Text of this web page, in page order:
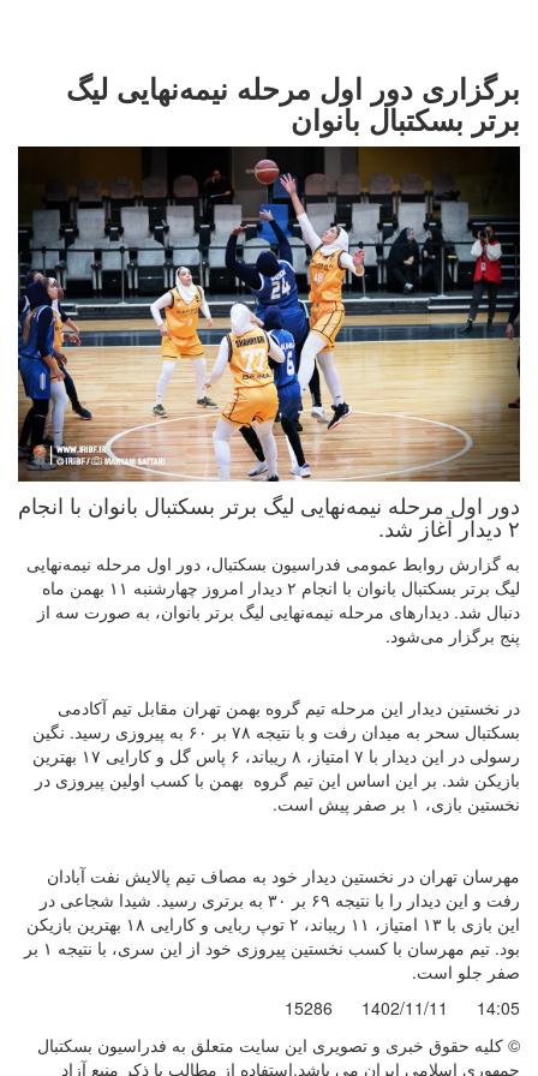
برگزاری دور اول مرحله نیمه‌نهایی لیگ
برتر بسکتبال بانوان
دور اول مرحله نیمه‌نهایی لیگ برتر بسکتبال بانوان با انجام
۲ دیدار آغاز شد.
به گزارش روابط عمومی فدراسیون بسکتبال، دور اول مرحله نیمه‌نهایی
لیگ برتر بسکتبال بانوان با انجام ۲ دیدار امروز چهارشنبه ۱۱ بهمن ماه
دنبال شد. دیدارهای مرحله نیمه‌نهایی لیگ برتر بانوان، به صورت سه از
پنج برگزار می‌شود.
در نخستین دیدار این مرحله تیم گروه بهمن تهران مقابل تیم آکادمی
بسکتبال سحر به میدان رفت و با نتیجه ۷۸ بر ۶۰ به پیروزی رسید. نگین
رسولی در این دیدار با ۷ امتیاز، ۸ ریباند، ۶ پاس گل و کارایی ۱۷ بهترین
بازیکن شد. بر این اساس این تیم گروه بهمن با کسب اولین پیروزی در
نخستین بازی، ۱ بر صفر پیش است.
مهرسان تهران در نخستین دیدار خود به مصاف تیم پالایش نفت آبادان
رفت و این دیدار را با نتیجه ۶۹ بر ۳۰ به برتری رسید. شیدا شجاعی در
این بازی با ۱۳ امتیاز، ۱۱ ریباند، ۲ توپ ربایی و کارایی ۱۸ بهترین بازیکن
بود. تیم مهرسان با کسب نخستین پیروزی خود از این سری، با نتیجه ۱ بر
صفر جلو است.
14:05
1402/11/11
15286
© کليه حقوق خبری و تصويری اين سايت متعلق به فدراسیون بسکتبال
جمهوری اسلامی ایران می باشد.استفاده از مطالب با ذكر منبع آزاد